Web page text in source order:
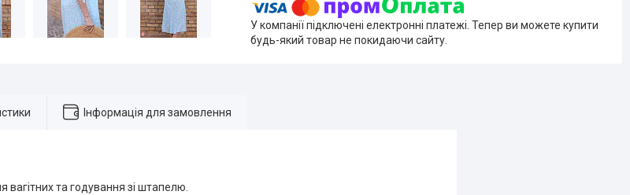
У компанії підключені електронні платежі. Тепер ви можете купити
будь-який товар не покидаючи сайту.
Інформація для замовлення
вагітних та годування зі штапелю.